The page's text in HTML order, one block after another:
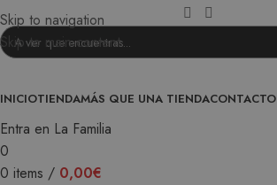
Skip to navigation
Skip to main content
INICIOTIENDAMÁS QUE UNA TIENDACONTACTO
Entra en La Familia
0
0 items / 0,00€